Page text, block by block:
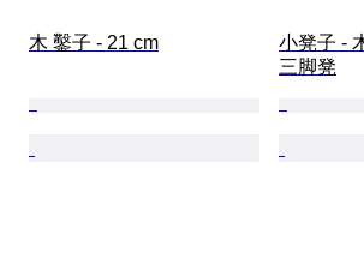
木 鑿子 - 21 cm
小凳子 -
三脚凳